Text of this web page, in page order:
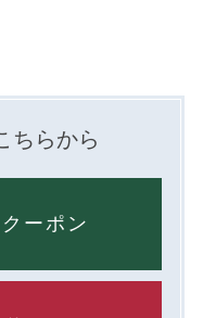
ちらから
クーポン